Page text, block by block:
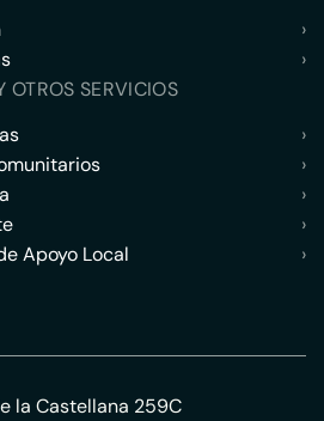
›
›
OTROS SERVICIOS
›
›
›
›
Apoyo Local
›
la Castellana 259C